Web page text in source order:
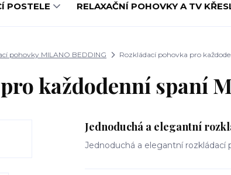
POSTELE RELAXAČNÍ POHOVKY A TV
pohovky MILANO BEDDING Rozkládací pohovka pro
každodenní spaní
Jednoduchá a elegantní
Jednoduchá a elegantní rozkládací